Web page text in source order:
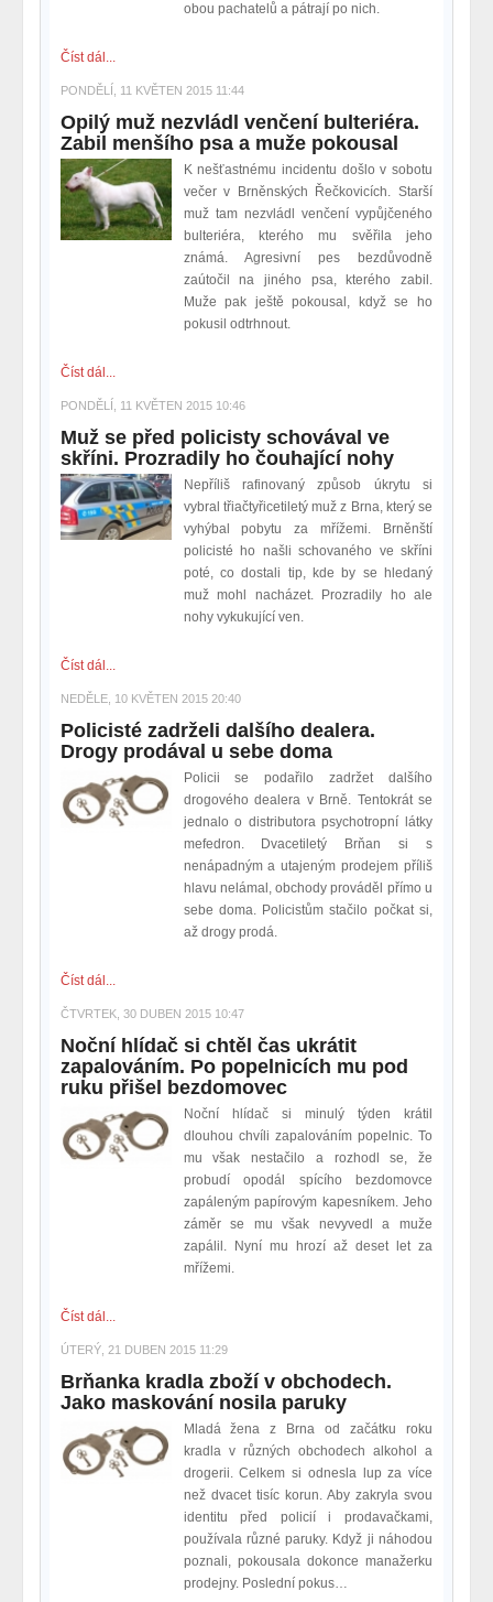
obou pachatelů a pátrají po nich.
Číst dál...
PONDĚLÍ, 11 KVĚTEN 2015 11:44
Opilý muž nezvládl venčení bulteriéra.
Zabil menšího psa a muže pokousal
K nešťastnému incidentu došlo v sobotu
večer v Brněnských Řečkovicích. Starší
muž tam nezvládl venčení vypůjčeného
bulteriéra, kterého mu svěřila jeho
známá. Agresivní pes bezdůvodně
zaútočil na jiného psa, kterého zabil.
Muže pak ještě pokousal, když se ho
pokusil odtrhnout.
Číst dál...
PONDĚLÍ, 11 KVĚTEN 2015 10:46
Muž se před policisty schovával ve
skříni. Prozradily ho čouhající nohy
Nepříliš rafinovaný způsob úkrytu si
vybral třiačtyřicetiletý muž z Brna, který se
vyhýbal pobytu za mřížemi. Brněnští
policisté ho našli schovaného ve skříni
poté, co dostali tip, kde by se hledaný
muž mohl nacházet. Prozradily ho ale
nohy vykukující ven.
Číst dál...
NEDĚLE, 10 KVĚTEN 2015 20:40
Policisté zadrželi dalšího dealera.
Drogy prodával u sebe doma
Policii se podařilo zadržet dalšího
drogového dealera v Brně. Tentokrát se
jednalo o distributora psychotropní látky
mefedron. Dvacetiletý Brňan si s
nenápadným a utajeným prodejem příliš
hlavu nelámal, obchody prováděl přímo u
sebe doma. Policistům stačilo počkat si,
až drogy prodá.
Číst dál...
ČTVRTEK, 30 DUBEN 2015 10:47
Noční hlídač si chtěl čas ukrátit
zapalováním. Po popelnicích mu pod
ruku přišel bezdomovec
Noční hlídač si minulý týden krátil
dlouhou chvíli zapalováním popelnic. To
mu však nestačilo a rozhodl se, že
probudí opodál spícího bezdomovce
zapáleným papírovým kapesníkem. Jeho
záměr se mu však nevyvedl a muže
zapálil. Nyní mu hrozí až deset let za
mřížemi.
Číst dál...
ÚTERÝ, 21 DUBEN 2015 11:29
Brňanka kradla zboží v obchodech.
Jako maskování nosila paruky
Mladá žena z Brna od začátku roku
kradla v různých obchodech alkohol a
drogerii. Celkem si odnesla lup za více
než dvacet tisíc korun. Aby zakryla svou
identitu před policií i prodavačkami,
používala různé paruky. Když ji náhodou
poznali, pokousala dokonce manažerku
prodejny. Poslední pokus…